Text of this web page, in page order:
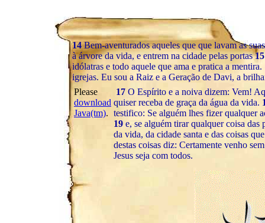
14Bem-aventurados aqueles que que lavam as
à árvore da vida, e entrem na cidade pelas portas
idólatras e todo aquele que ama e pratica a mentira.
igrejas. Eu sou a Raiz e a Geração de Davi, a
Please
download
Java(tm).
17 O Espírito e a noiva dizem: Vem!
quiser receba de graça da água da vida.
testifico: Se alguém lhes fizer qualquer
19 e, se alguém tirar qualquer coisa
da vida, da cidade santa e das coisas
destas coisas diz: Certamente venho
Jesus seja com todos.